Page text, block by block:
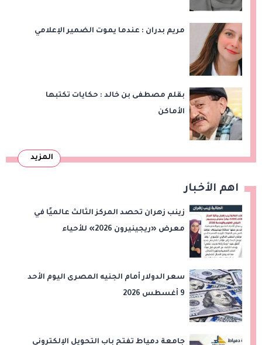
مريم بدران : عندما يموت الضمير الإعلامي
بقلم مصطفى بن خالد : حكايات تكتبها
الأماكن
المزيد
اهم الأخبار
زينب زهران تحصد المركز الثالث عالميًا في
معرض «ريجينيرون 2026» للأحياء
سعر الدولار أمام الجنيه المصرى اليوم الأحد
9 أغسطس 2026
جامعة دمياط تفتح باب التحويل الإلكتروني